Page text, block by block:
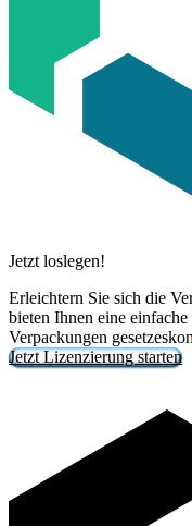
Jetzt loslegen!
Erleichtern Sie sich die
bieten Ihnen eine
Verpackungen
Jetzt Lizenzierung starten